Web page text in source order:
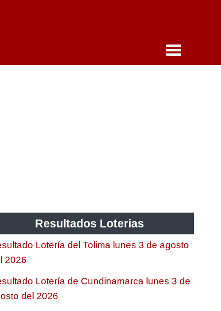
Resultados Loterias
Lotería del Tolima lunes 3 de agosto
2026
Lotería de Cundinamarca lunes 3 de
del 2026